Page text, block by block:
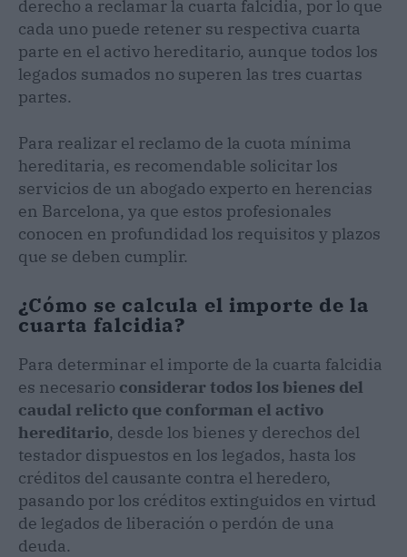
derecho a reclamar la cuarta falcidia, por lo que
cada uno puede retener su respectiva cuarta
parte en el activo hereditario, aunque todos los
legados sumados no superen las tres cuartas
partes.
Para realizar el reclamo de la cuota mínima
hereditaria, es recomendable solicitar los
servicios de un abogado experto en herencias
en Barcelona, ya que estos profesionales
conocen en profundidad los requisitos y plazos
que se deben cumplir.
¿Cómo se calcula el importe de la
cuarta falcidia?
Para determinar el importe de la cuarta falcidia
es necesario considerar todos los bienes del
caudal relicto que conforman el activo
hereditario, desde los bienes y derechos del
testador dispuestos en los legados, hasta los
créditos del causante contra el heredero,
pasando por los créditos extinguidos en virtud
de legados de liberación o perdón de una
deuda.